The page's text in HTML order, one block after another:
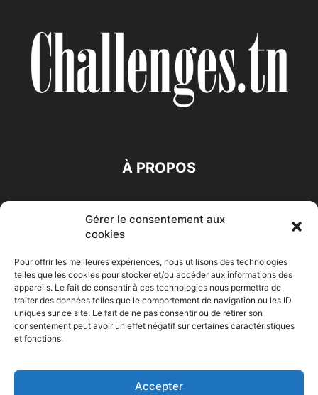
Gérer le consentement aux
cookies
Pour offrir les meilleures expériences, nous utilisons des technologies
telles que les cookies pour stocker et/ou accéder aux informations des
appareils. Le fait de consentir à ces technologies nous permettra de
traiter des données telles que le comportement de navigation ou les ID
uniques sur ce site. Le fait de ne pas consentir ou de retirer son
consentement peut avoir un effet négatif sur certaines caractéristiques
et fonctions.
Accepter
À PROPOS
Accueil Economie Entreprises Entrepreneur
Maghreb